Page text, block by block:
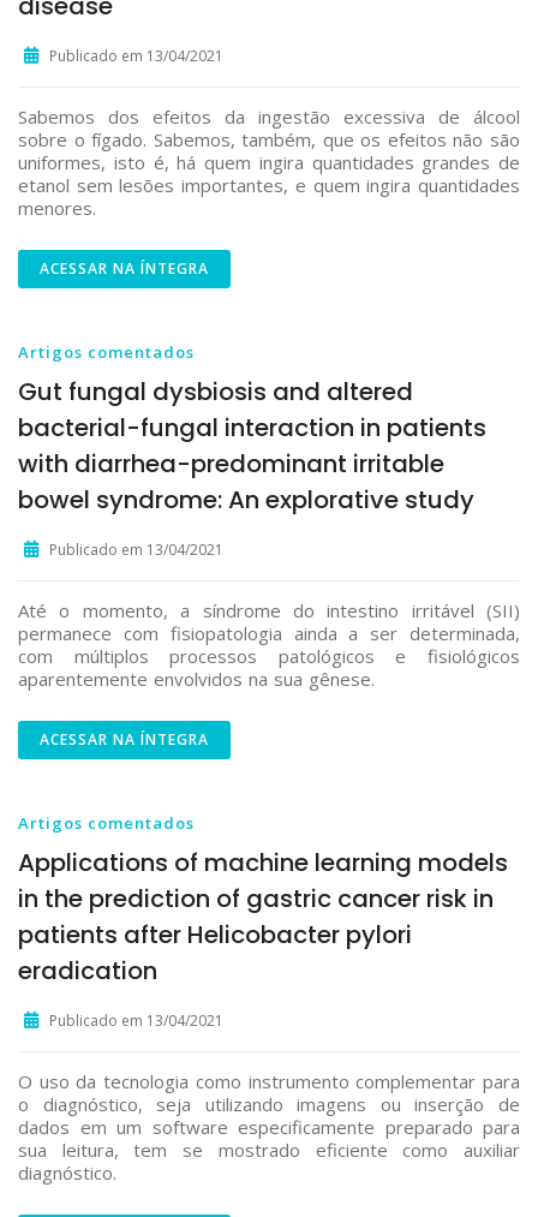
Publicado em 13/04/2021
Sabemos dos efeitos da ingestão excessiva de álcool
sobre o fígado. Sabemos, também, que os efeitos não são
uniformes, isto é, há quem ingira quantidades grandes de
etanol sem lesões importantes, e quem ingira quantidades
menores.
ACESSAR NA ÍNTEGRA
Artigos comentados
Gut fungal dysbiosis and altered
bacterial-fungal interaction in patients
with diarrhea-predominant irritable
bowel syndrome: An explorative study
Publicado em 13/04/2021
Até o momento, a síndrome do intestino irritável (SII)
permanece com fisiopatologia ainda a ser determinada,
com múltiplos processos patológicos e fisiológicos
aparentemente envolvidos na sua gênese.
ACESSAR NA ÍNTEGRA
Artigos comentados
Applications of machine learning models
in the prediction of gastric cancer risk in
patients after Helicobacter pylori
eradication
Publicado em 13/04/2021
O uso da tecnologia como instrumento complementar para
o diagnóstico, seja utilizando imagens ou inserção de
dados em um software especificamente preparado para
sua leitura, tem se mostrado eficiente como auxiliar
diagnóstico.